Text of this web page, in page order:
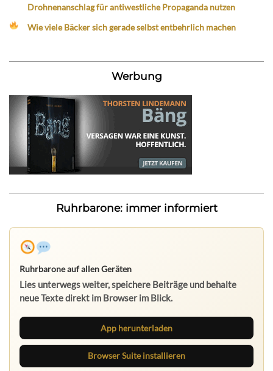
Drohnenanschlag für antiwestliche Propaganda nutzen
Wie viele Bäcker sich gerade selbst entbehrlich machen
Werbung
Ruhrbarone: immer informiert
Ruhrbarone auf allen Geräten
Lies unterwegs weiter, speichere Beiträge und behalte
neue Texte direkt im Browser im Blick.
App herunterladen
Browser Suite installieren